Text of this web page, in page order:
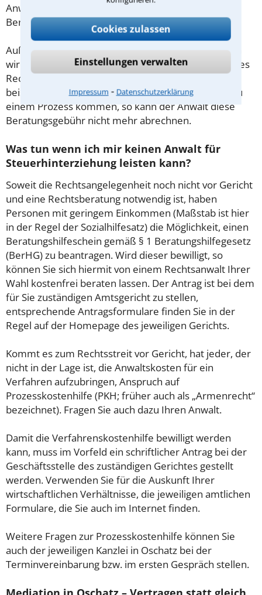
Cookies zulassen
Einstellungen verwalten
Impressum ⁃ Datenschutzerklärung
Anwalt aus Oschatz schon zu Beginn der ersten
Beratung.
Außerdem gut zu wissen: Gemäß § 34 Absatz 2 RVG
wird die Beratungsgebühr auf weitere Tätigkeiten des
Rechtsanwalts angerechnet. Sollte es also
beispielsweise aufgrund des Beratungsgesprächs zu
einem Prozess kommen, so kann der Anwalt diese
Beratungsgebühr nicht mehr abrechnen.
Was tun wenn ich mir keinen Anwalt für
Steuerhinterziehung leisten kann?
Soweit die Rechtsangelegenheit noch nicht vor Gericht
und eine Rechtsberatung notwendig ist, haben
Personen mit geringem Einkommen (Maßstab ist hier
in der Regel der Sozialhilfesatz) die Möglichkeit, einen
Beratungshilfeschein gemäß § 1 Beratungshilfegesetz
(BerHG) zu beantragen. Wird dieser bewilligt, so
können Sie sich hiermit von einem Rechtsanwalt Ihrer
Wahl kostenfrei beraten lassen. Der Antrag ist bei dem
für Sie zuständigen Amtsgericht zu stellen,
entsprechende Antragsformulare finden Sie in der
Regel auf der Homepage des jeweiligen Gerichts.
Kommt es zum Rechtsstreit vor Gericht, hat jeder, der
nicht in der Lage ist, die Anwaltskosten für ein
Verfahren aufzubringen, Anspruch auf
Prozesskostenhilfe (PKH; früher auch als „Armenrecht“
bezeichnet). Fragen Sie auch dazu Ihren Anwalt.
Damit die Verfahrenskostenhilfe bewilligt werden
kann, muss im Vorfeld ein schriftlicher Antrag bei der
Geschäftsstelle des zuständigen Gerichtes gestellt
werden. Verwenden Sie für die Auskunft Ihrer
wirtschaftlichen Verhältnisse, die jeweiligen amtlichen
Formulare, die Sie auch im Internet finden.
Weitere Fragen zur Prozesskostenhilfe können Sie
auch der jeweiligen Kanzlei in Oschatz bei der
Terminvereinbarung bzw. im ersten Gespräch stellen.